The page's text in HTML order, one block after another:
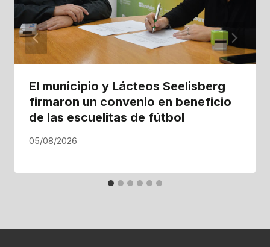
El municipio y Lácteos Seelisberg
firmaron un convenio en beneficio
de las escuelitas de fútbol
05/08/2026